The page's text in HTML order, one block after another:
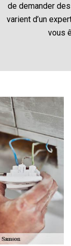
de demander
varient d’un
vous